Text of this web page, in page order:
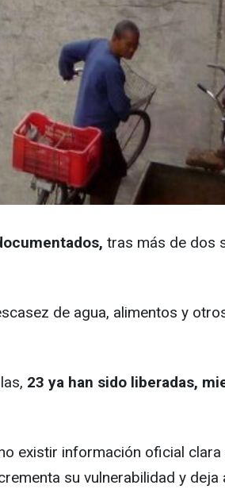
tras más de dos
de agua, alimentos y
23 ya han sido liberadas,
existir información oficial
su vulnerabilidad y deja